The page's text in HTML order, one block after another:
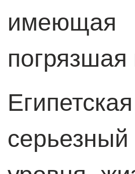
имеющая
погрязшая